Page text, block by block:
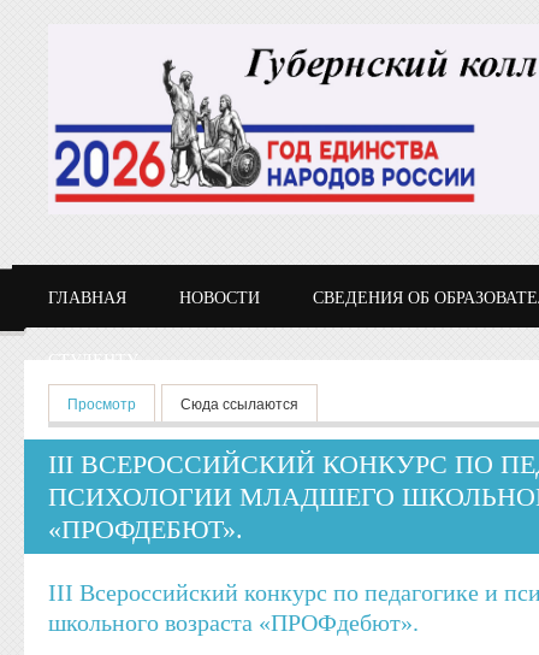
ГЛАВНАЯ НОВОСТИ СВЕДЕНИЯ ОБ
СТУДЕНТУ
Главные вкладки
Просмотр (активная вкладка)
Сюда ссылаются
III ВСЕРОССИЙСКИЙ КОНКУРС ПО
ПСИХОЛОГИИ МЛАДШЕГО
«ПРОФДЕБЮТ».
III Всероссийский конкурс по педагогике и
школьного возраста «ПРОФдебют».